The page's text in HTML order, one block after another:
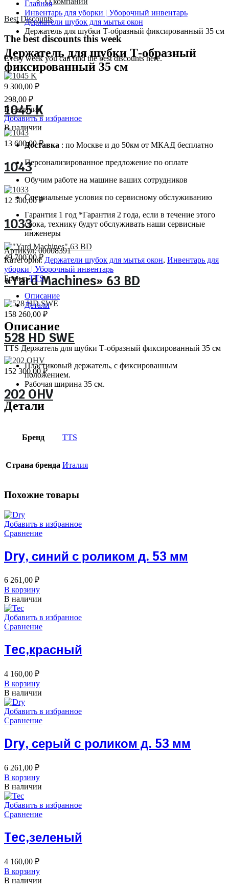
Best Discounts
The best discounts this week
Every week you can find the best discounts here.
9 300,00 ₽
1045 K
13 600,00₽
1043
12 500,00₽
1033
49 700,00₽
«Yard Machines» 63 BD
158 260,00 ₽
528 HD SWE
152 300,00₽
202 OHV
Главная
Инвентарь для уборки | Уборочный инвентарь
Держатели шубок для мытья окон
Держатель для шубки Т-образный фиксированный 35 см
Держатель для шубки Т-образный
фиксированный 35 см
298,00 ₽
В наличии
Добавить в избранное
В наличии
Доставка : по Москве и до 50км от МКАД бесплатно
Персонализированное предложение по оплате
Обучим работе на машине ваших сотрудников
Специальные условия по сервисному обслуживанию
Гарантия 1 год *Гарантия 2 года, если в течение этого
срока, технику будут обслуживать наши сервисные
инженеры
Артикул: 00008391
Категория: Держатели шубок для мытья окон, Инвентарь для
уборки | Уборочный инвентарь
Бренд:TTS
Описание
Детали
Описание
TTS Держатель для шубки Т-образный фиксированный 35 см
Пластиковый держатель, с фиксированным
положением.
Рабочая ширина 35 см.
Детали
Бренд TTS
Страна бренда Италия
Похожие товары
Добавить в избранное
Сравнение
Dry, синий с роликом д. 53 мм
6 261,00 ₽
В корзину
В наличии
Добавить в избранное
Сравнение
Tec,красный
4 160,00 ₽
В корзину
В наличии
Добавить в избранное
Сравнение
Dry, серый c роликом д. 53 мм
6 261,00 ₽
В корзину
В наличии
Добавить в избранное
Сравнение
Tec,зеленый
4 160,00 ₽
В корзину
В наличии